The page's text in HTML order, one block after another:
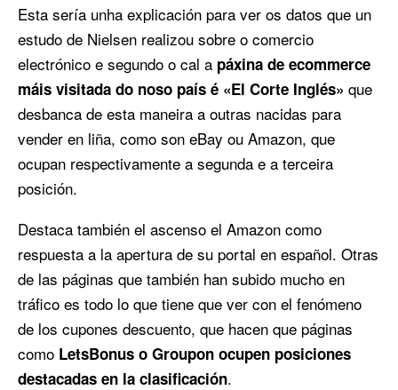
Esta sería unha explicación para ver os datos que un
estudo de Nielsen realizou sobre o comercio
electrónico e segundo o cal a páxina de ecommerce
máis visitada do noso país é «El Corte Inglés» que
desbanca de esta maneira a outras nacidas para
vender en liña, como son eBay ou Amazon, que
ocupan respectivamente a segunda e a terceira
posición.
Destaca también el ascenso el Amazon como
respuesta a la apertura de su portal en español. Otras
de las páginas que también han subido mucho en
tráfico es todo lo que tiene que ver con el fenómeno
de los cupones descuento, que hacen que páginas
como LetsBonus o Groupon ocupen posiciones
destacadas en la clasificación.